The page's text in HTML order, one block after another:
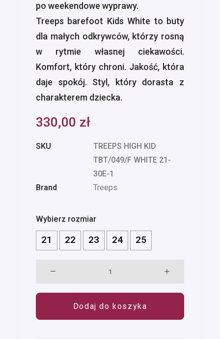
po weekendowe wyprawy.
Treeps barefoot Kids White to buty
dla małych odkrywców, którzy rosną
w rytmie własnej ciekawości.
Komfort, który chroni. Jakość, która
daje spokój. Styl, który dorasta z
charakterem dziecka.
330,00 zł
SKU
TREEPS HIGH KID
TBT/049/F WHITE 21-
30E-1
Brand
Treeps
Wybierz rozmiar
21 22 23 24 25
High
21-
Dodaj do koszyka